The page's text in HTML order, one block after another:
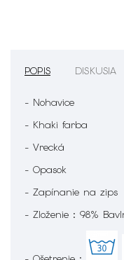
POPIS DISKUSIA
- Nohavice
- Khaki farba
- Vrecká
- Opasok
- Zapínanie na zips
- Zloženie : 98%